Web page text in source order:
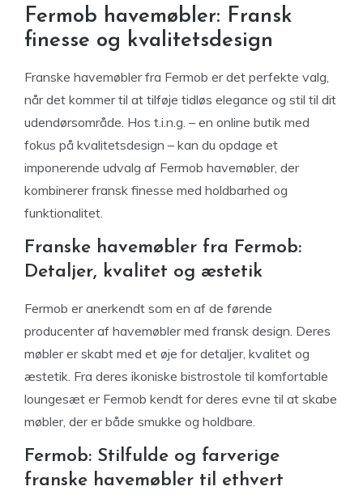
Fermob havemøbler: Fransk
finesse og kvalitetsdesign
Franske havemøbler fra Fermob er det perfekte valg,
når det kommer til at tilføje tidløs elegance og stil til dit
udendørsområde. Hos t.i.n.g. – en online butik med
fokus på kvalitetsdesign – kan du opdage et
imponerende udvalg af Fermob havemøbler, der
kombinerer fransk finesse med holdbarhed og
funktionalitet.
Franske havemøbler fra Fermob:
Detaljer, kvalitet og æstetik
Fermob er anerkendt som en af ​​de førende
producenter af havemøbler med fransk design. Deres
møbler er skabt med et øje for detaljer, kvalitet og
æstetik. Fra deres ikoniske bistrostole til komfortable
loungesæt er Fermob kendt for deres evne til at skabe
møbler, der er både smukke og holdbare.
Fermob: Stilfulde og farverige
franske havemøbler til ethvert